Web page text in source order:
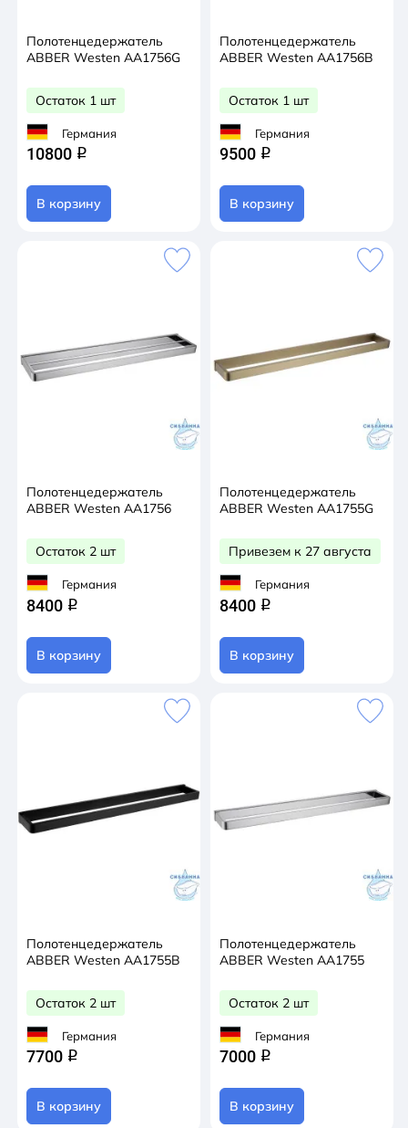
Полотенцедержатель
ABBER Westen AA1756G
Остаток 1 шт
Германия
10800 q
В корзину
Полотенцедержатель
ABBER Westen AA1756B
Остаток 1 шт
Германия
9500 q
В корзину
Полотенцедержатель
ABBER Westen AA1756
Остаток 2 шт
Германия
8400 q
В корзину
Полотенцедержатель
ABBER Westen AA1755G
Привезем к 27 августа
Германия
8400 q
В корзину
Полотенцедержатель
ABBER Westen AA1755B
Остаток 2 шт
Германия
7700 q
В корзину
Полотенцедержатель
ABBER Westen AA1755
Остаток 2 шт
Германия
7000 q
В корзину